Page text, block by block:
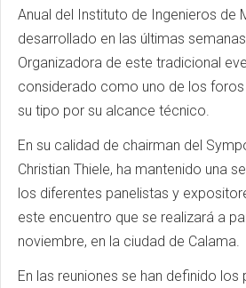
Anual del Instituto de Ingenieros de
desarrollado en las últimas
Organizadora de este tradicional
considerado como uno de los
su tipo por su alcance técnico.
En su calidad de chairman del
Christian Thiele, ha mantenido una
los diferentes panelistas y
este encuentro que se realizará a
noviembre, en la ciudad de Calama.
En las reuniones se han definido los